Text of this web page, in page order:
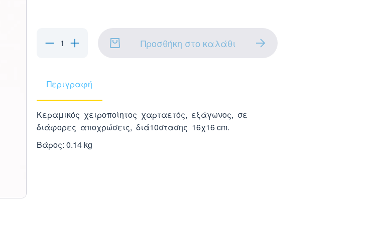
Προσθήκη στο καλάθι
Περιγραφή
Κεραμικός χειροποίητος χαρταετός, εξάγωνος, σε
διάφορες αποχρώσεις, διά10στασης 16χ16 cm.
Βάρος: 0.14 kg